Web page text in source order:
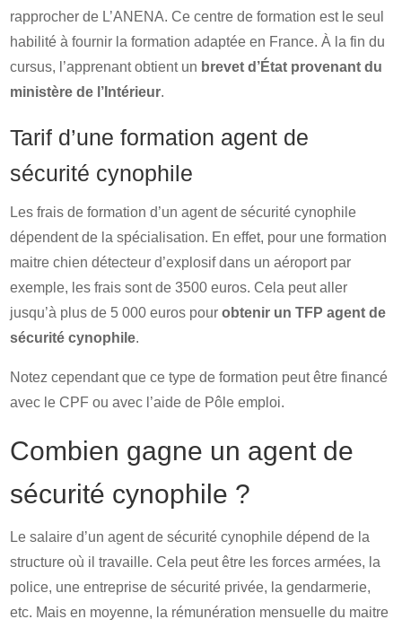
rapprocher de L’ANENA. Ce centre de formation est le seul
habilité à fournir la formation adaptée en France. À la fin du
cursus, l’apprenant obtient un brevet d’État provenant du
ministère de l’Intérieur.
Tarif d’une formation agent de
sécurité cynophile
Les frais de formation d’un agent de sécurité cynophile
dépendent de la spécialisation. En effet, pour une formation
maitre chien détecteur d’explosif dans un aéroport par
exemple, les frais sont de 3500 euros. Cela peut aller
jusqu’à plus de 5 000 euros pourobtenir un TFP agent de
sécurité cynophile.
Notez cependant que ce type de formation peut être financé
avec le CPF ou avec l’aide de Pôle emploi.
Combien gagne un agent de
sécurité cynophile ?
Le salaire d’un agent de sécurité cynophile dépend de la
structure où il travaille. Cela peut être les forces armées, la
police, une entreprise de sécurité privée, la gendarmerie,
etc. Mais en moyenne, la rémunération mensuelle du maitre